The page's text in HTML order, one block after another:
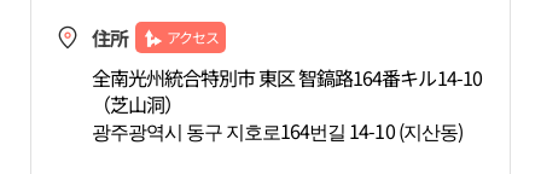
住所 アクセス
全南光州統合特別市 東区 智鎬路164番キル14-10
（芝山洞）
광주광역시 동구 지호로164번길 14-10 (지산동)